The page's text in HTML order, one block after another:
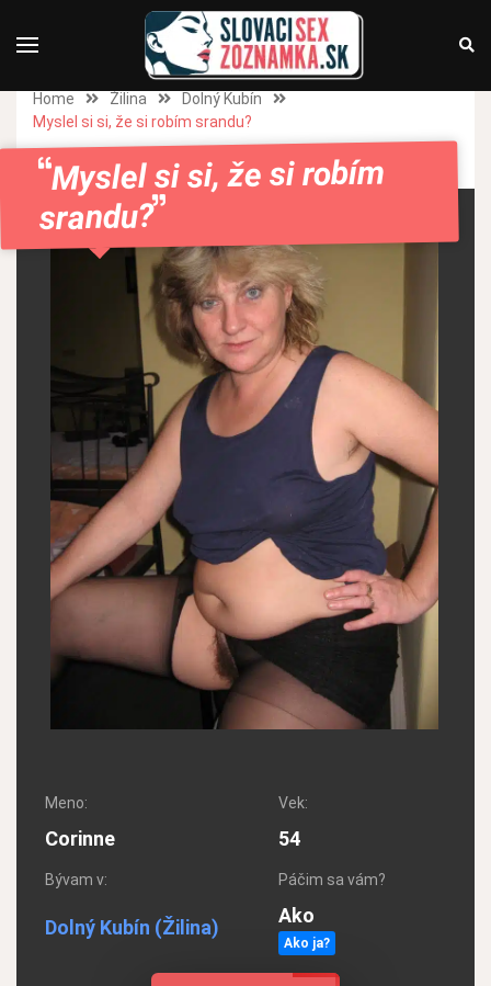
Home Žilina
Dolný Kubín
Myslel si si, že si robím srandu?
Myslel si si, že si robím
srandu?
Meno:
Corinne
Vek:
54
Bývam v:
Dolný Kubín (Žilina)
Páčim sa vám?
Ako
Ako ja?